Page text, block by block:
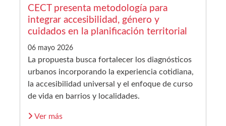
CECT presenta metodología para
integrar accesibilidad, género y
cuidados en la planificación territorial
06 mayo 2026
La propuesta busca fortalecer los diagnósticos
urbanos incorporando la experiencia cotidiana,
la accesibilidad universal y el enfoque de curso
de vida en barrios y localidades.
Ver más